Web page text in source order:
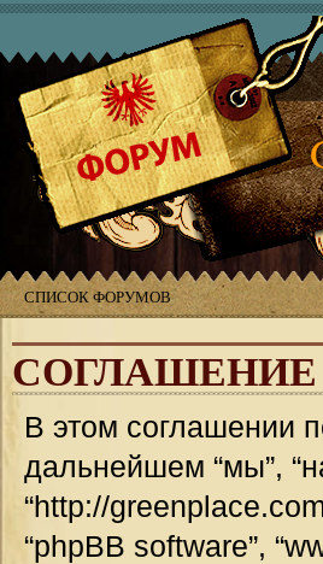
СПИСОК ФОРУМОВ
СОГЛАШЕНИЕ
В этом соглашении
дальнейшем “мы”,
“http://
“phpBB software”,